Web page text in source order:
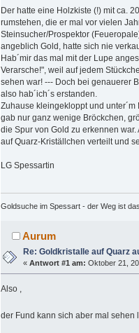
Der hatte eine Holzkiste (!) mit ca.
rumstehen, die er mal vor vielen
Steinsucher/Prospektor
angeblich Gold, hatte sich nie
Hab´mir das mal mit der Lupe
Verarsche!", weil auf jedem
sehen war! --- Doch bei genauerer
also hab´ich´s erstanden.
Zuhause kleingekloppt und
gab nur ganz wenige Bröckchen,
die Spur von Gold zu erkennen
auf Quarz-Kriställchen verteilt und
LG Spessartin
Goldsuche im Spessart - der Weg ist
Aurum
Re: Goldkristalle auf Quarz
«Antwort #1 am: Oktober 21,
Also ,
der Fund kann sich aber mal sehen